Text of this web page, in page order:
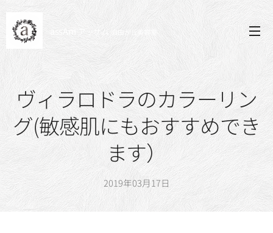
assAm アッサム
ヴィラロドラのカラーリン
グ(敏感肌にもおすすめでき
ます）
2019年03月17日